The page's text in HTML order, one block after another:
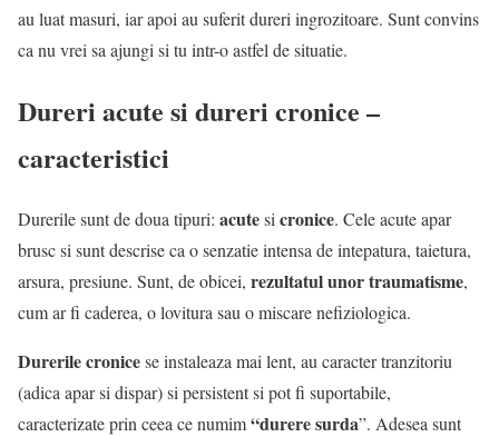
au luat masuri, iar apoi au suferit dureri ingrozitoare. Sunt convins
ca nu vrei sa ajungi si tu intr-o astfel de situatie.
Dureri acute si dureri cronice –
caracteristici
Durerile sunt de doua tipuri: acutesi cronice. Cele acute apar
brusc si sunt descrise ca o senzatie intensa de intepatura, taietura,
arsura, presiune. Sunt, de obicei, rezultatul unor traumatisme,
cum ar fi caderea, o lovitura sau o miscare nefiziologica.
Durerile cronicese instaleaza mai lent, au caracter tranzitoriu
(adica apar si dispar) si persistent si pot fi suportabile,
caracterizate prin ceea ce numim“durere surda”. Adesea sunt